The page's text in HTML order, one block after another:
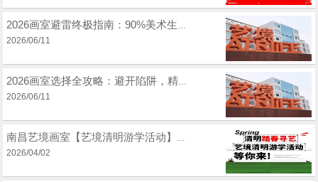
2026画室避雷终极指南：90%美术生都会踩的坑，一篇全部避开
2026/06/11
2026画室选择全攻略：避开陷阱，精准匹配，决胜艺考
2026/06/11
南昌艺境画室【艺境清明游学活动】清明踏春寻艺｜赴一场美术集训之约， 红包画材免费送，解锁艺考新可能！
2026/04/02